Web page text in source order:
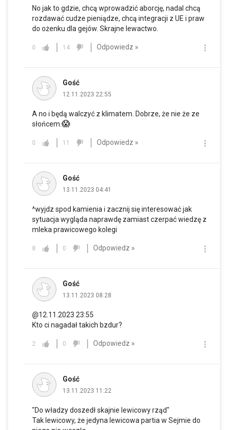
No jak to gdzie, chcą wprowadzić aborcję, nadal chcą
rozdawać cudze pieniądze, chcą integracji z UE i praw
do ożenku dla gejów. Skrajne lewactwo.
0 14 Odpowiedz »
Gość
12.11.2023 22:55
A no i będą walczyć z klimatem. Dobrze, że nie że ze
słońcem. 😱
0 11 Odpowiedz »
Gość
13.11.2023 04:41
^wyjdz spod kamienia i zacznij się interesować jak
sytuacja wygląda naprawdę zamiast czerpać wiedzę z
mleka prawicowego kolegi
8 0 Odpowiedz »
Gość
13.11.2023 08:28
@12.11.2023 23:55
Kto ci nagadał takich bzdur?
2 0 Odpowiedz »
Gość
13.11.2023 11:22
"Do władzy doszedł skajnie lewicowy rząd"
Tak lewicowy, że jedyna lewicowa partia w Sejmie do